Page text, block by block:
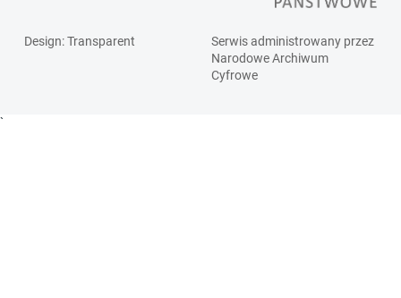
Design: Transparent
Serwis administrowany przez
Narodowe Archiwum
Cyfrowe
`